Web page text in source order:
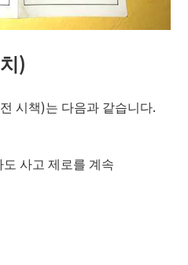
)
시책)는 다음과 같습니다.
사고 제로를 계속